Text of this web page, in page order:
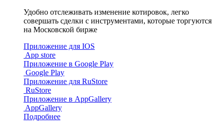
Удобно отслеживать изменение котировок, легко
совершать сделки с инструментами, которые торгуются
на Московской бирже
Приложение для IOS
App store
Приложение в Google Play
Google Play
Приложение для RuStore
RuStore
Приложение в AppGallery
AppGallery
Подробнее